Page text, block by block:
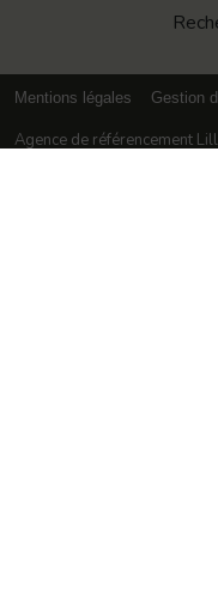
Mentions légales Gestion
Agence de référencement